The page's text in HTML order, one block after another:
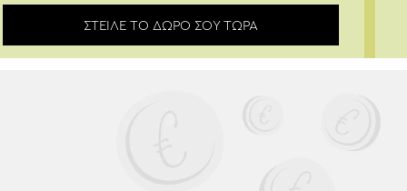
ΣΤΕΊΛΕ ΤΟ ΔΏΡΟ ΣΟΥ ΤΏΡΑ